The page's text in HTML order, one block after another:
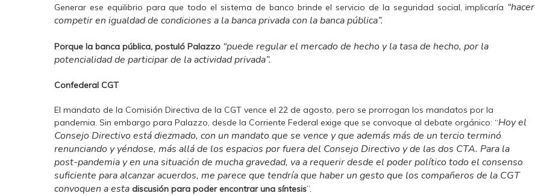
Generar ese equilibrio para que todo el sistema de banco brinde el servicio de la seguridad social, implicaría “hacer
competir en igualdad de condiciones a la banca privada con la banca pública”.
Porque la banca pública, postuló Palazzo “puede regular el mercado de hecho y la tasa de hecho, por la
potencialidad de participar de la actividad privada”.
Confederal CGT
El mandato de la Comisión Directiva de la CGT vence el 22 de agosto, pero se prorrogan los mandatos por la
pandemia. Sin embargo para Palazzo, desde la Corriente Federal exige que se convoque al debate orgánico: “Hoy el
Consejo Directivo está diezmado, con un mandato que se vence y que además más de un tercio terminó
renunciando y yéndose, más allá de los espacios por fuera del Consejo Directivo y de las dos CTA. Para la
post-pandemia y en una situación de mucha gravedad, va a requerir desde el poder político todo el consenso
suficiente para alcanzar acuerdos, me parece que tendría que haber un gesto que los compañeros de la CGT
convoquen a esta discusión para poder encontrar una síntesis”.